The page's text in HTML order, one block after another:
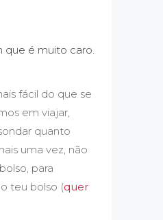
que é muito caro.
fácil do que se
em viajar,
quanto
uma vez, não
para
teu bolso (quer